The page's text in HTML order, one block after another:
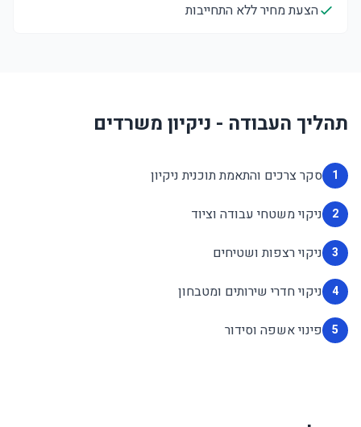
הצעת מחיר ללא התחייבות
תהליך העבודה - ניקיון משרדים
1 סקר צרכים והתאמת תוכנית ניקיון
2 ניקוי משטחי עבודה וציוד
3 ניקוי רצפות ושטיחים
4 ניקוי חדרי שירותים ומטבחון
5 פינוי אשפה וסידור